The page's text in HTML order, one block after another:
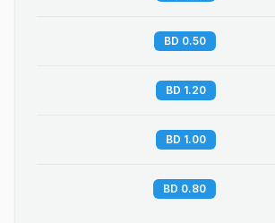
0.50 BD
1.20 BD
1.00 BD
0.80 BD